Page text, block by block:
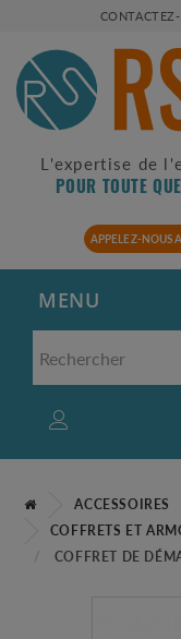
L'expertise de
POUR TOUTE
APPELEZ-NOUS
MENU
ACCESSOIRES
COFFRETS ET
COFFRET DE